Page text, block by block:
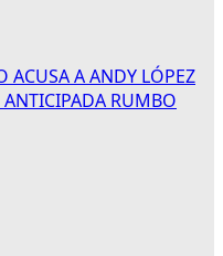
A ANDY LÓPEZ
RUMBO